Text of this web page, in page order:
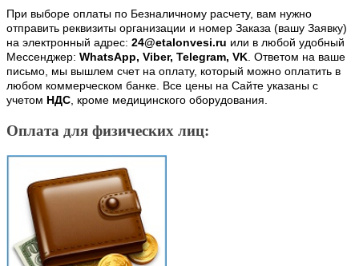
При выборе оплаты по Безналичному расчету, вам нужно
отправить реквизиты организации и номер Заказа (вашу Заявку)
на электронный адрес: 24@etalonvesi.ru или в любой удобный
Мессенджер: WhatsApp, Viber, Telegram, VK. Ответом на ваше
письмо, мы вышлем счет на оплату, который можно оплатить в
любом коммерческом банке. Все цены на Сайте указаны с
учетом НДС, кроме медицинского оборудования.
Оплата для физических лиц: